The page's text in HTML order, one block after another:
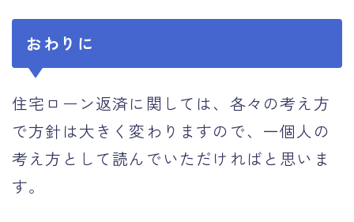
おわりに
住宅ローン返済に関しては、各々の考え方
で方針は大きく変わりますので、一個人の
考え方として読んでいただければと思いま
す。